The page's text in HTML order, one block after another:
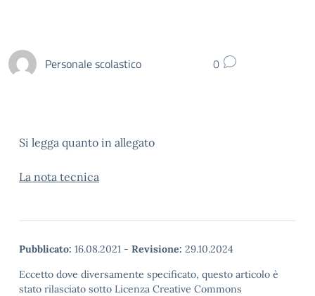
Personale scolastico 0
Si legga quanto in allegato
La nota tecnica
Pubblicato: 16.08.2021 - Revisione: 29.10.2024
Eccetto dove diversamente specificato, questo articolo è
stato rilasciato sotto Licenza Creative Commons